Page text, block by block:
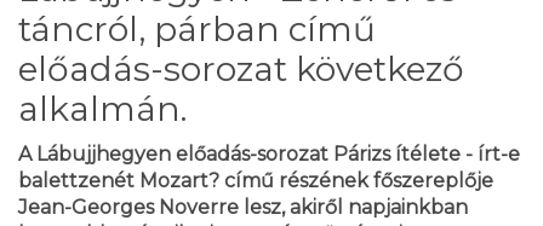
táncról, párban című
előadás-sorozat következő
alkalmán.
A Lábujjhegyen előadás-sorozat Párizs ítélete - írt-e
balettzenét Mozart? című részének főszereplője
Jean-Georges Noverre lesz, akiről napjainkban